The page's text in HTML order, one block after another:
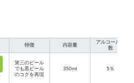
特徴 内容量
アルコール度
数
第三のビール
でも黒ビール
のコクを再現
350ml 5％